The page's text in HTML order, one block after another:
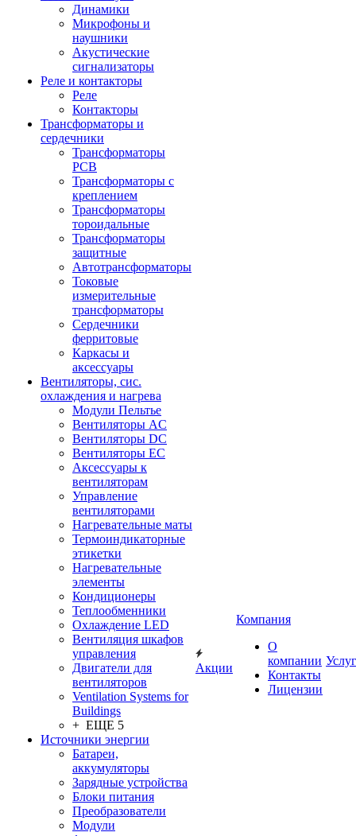
Динамики
Микрофоны и
наушники
Акустические
сигнализаторы
Реле и контакторы
Реле
Контакторы
Трансформаторы и
сердечники
Трансформаторы
PCB
Трансформаторы с
креплением
Трансформаторы
тороидальные
Трансформаторы
защитные
Автотрансформаторы
Токовые
измерительные
трансформаторы
Сердечники
ферритовые
Каркасы и
аксессуары
Вентиляторы, сис.
охлаждения и нагрева
Модули Пельтье
Вентиляторы AC
Вентиляторы DC
Вентиляторы EC
Аксессуары к
вентиляторам
Управление
вентиляторами
Нагревательные маты
Термоиндикаторные
этикетки
Нагревательные
элементы
Кондиционеры
Теплообменники
Охлаждение LED
Вентиляция шкафов
управления
Двигатели для
вентиляторов
Ventilation Systems for
Buildings
+ ЕЩЕ 5
Источники энергии
Батареи,
аккумуляторы
Зарядные устройства
Блоки питания
Преобразователи
Модули
Акции
Компания
О
компании
Контакты
Лицензии